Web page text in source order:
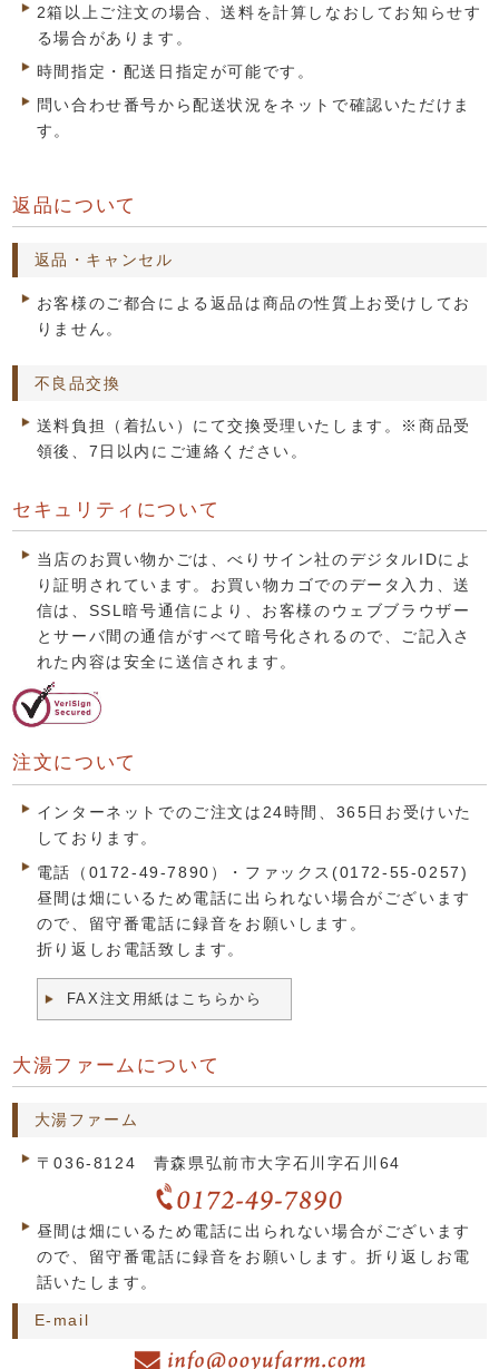
2箱以上ご注文の場合、送料を計算しなおしてお知らせす
る場合があります。
時間指定・配送日指定が可能です。
問い合わせ番号から配送状況をネットで確認いただけま
す。
返品について
返品・キャンセル
お客様のご都合による返品は商品の性質上お受けしてお
りません。
不良品交換
送料負担（着払い）にて交換受理いたします。※商品受
領後、7日以内にご連絡ください。
セキュリティについて
当店のお買い物かごは、べりサイン社のデジタルIDによ
り証明されています。お買い物カゴでのデータ入力、送
信は、SSL暗号通信により、お客様のウェブブラウザー
とサーバ間の通信がすべて暗号化されるので、ご記入さ
れた内容は安全に送信されます。
注文について
インターネットでのご注文は24時間、365日お受けいた
しております。
電話（0172-49-7890）・ファックス(0172-55-0257)
昼間は畑にいるため電話に出られない場合がございます
ので、留守番電話に録音をお願いします。
折り返しお電話致します。
FAX注文用紙はこちらから
大湯ファームについて
大湯ファーム
〒036-8124 青森県弘前市大字石川字石川64
昼間は畑にいるため電話に出られない場合がございます
ので、留守番電話に録音をお願いします。折り返しお電
話いたします。
E-mail